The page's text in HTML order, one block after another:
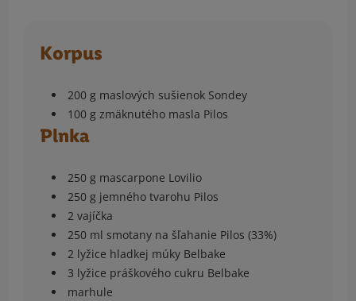
Korpus
200 g maslových sušienok Sondey
100 g zmäknutého masla Pilos
Plnka
250 g mascarpone Lovilio
250 g jemného tvarohu Pilos
2 vajíčka
250 ml smotany na šľahanie Pilos (33%)
2 lyžice hladkej múky Belbake
3 lyžice práškového cukru Belbake
marhule